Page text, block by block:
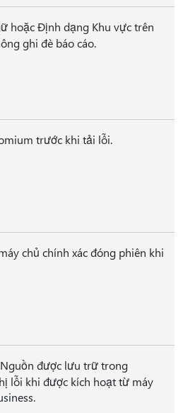
hoặc Định dạng Khu vực trên
ghi đè báo cáo.
trước khi tải lỗi.
chủ chính xác đóng phiên khi
được lưu trữ trong
lỗi khi được kích hoạt từ máy